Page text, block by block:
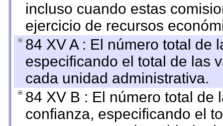
incluso cuando estas
ejercicio de recursos
84 XV A : El número total de
especificando el total de las
cada unidad administrativa.
84 XV B : El número total de
confianza, especificando el